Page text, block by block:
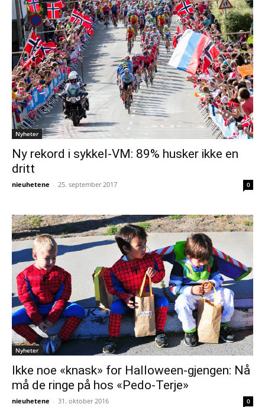
Nyheter
Ny rekord i sykkel-VM: 89% husker ikke en
dritt
nieuhetene - 25. september 2017 0
Nyheter
Ikke noe «knask» for Halloween-gjengen: Nå
må de ringe på hos «Pedo-Terje»
nieuhetene - 31. oktober 2016 0